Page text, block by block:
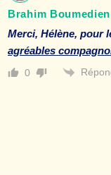
Brahim Boumedien
Merci, Hélène, pour
agréables
0